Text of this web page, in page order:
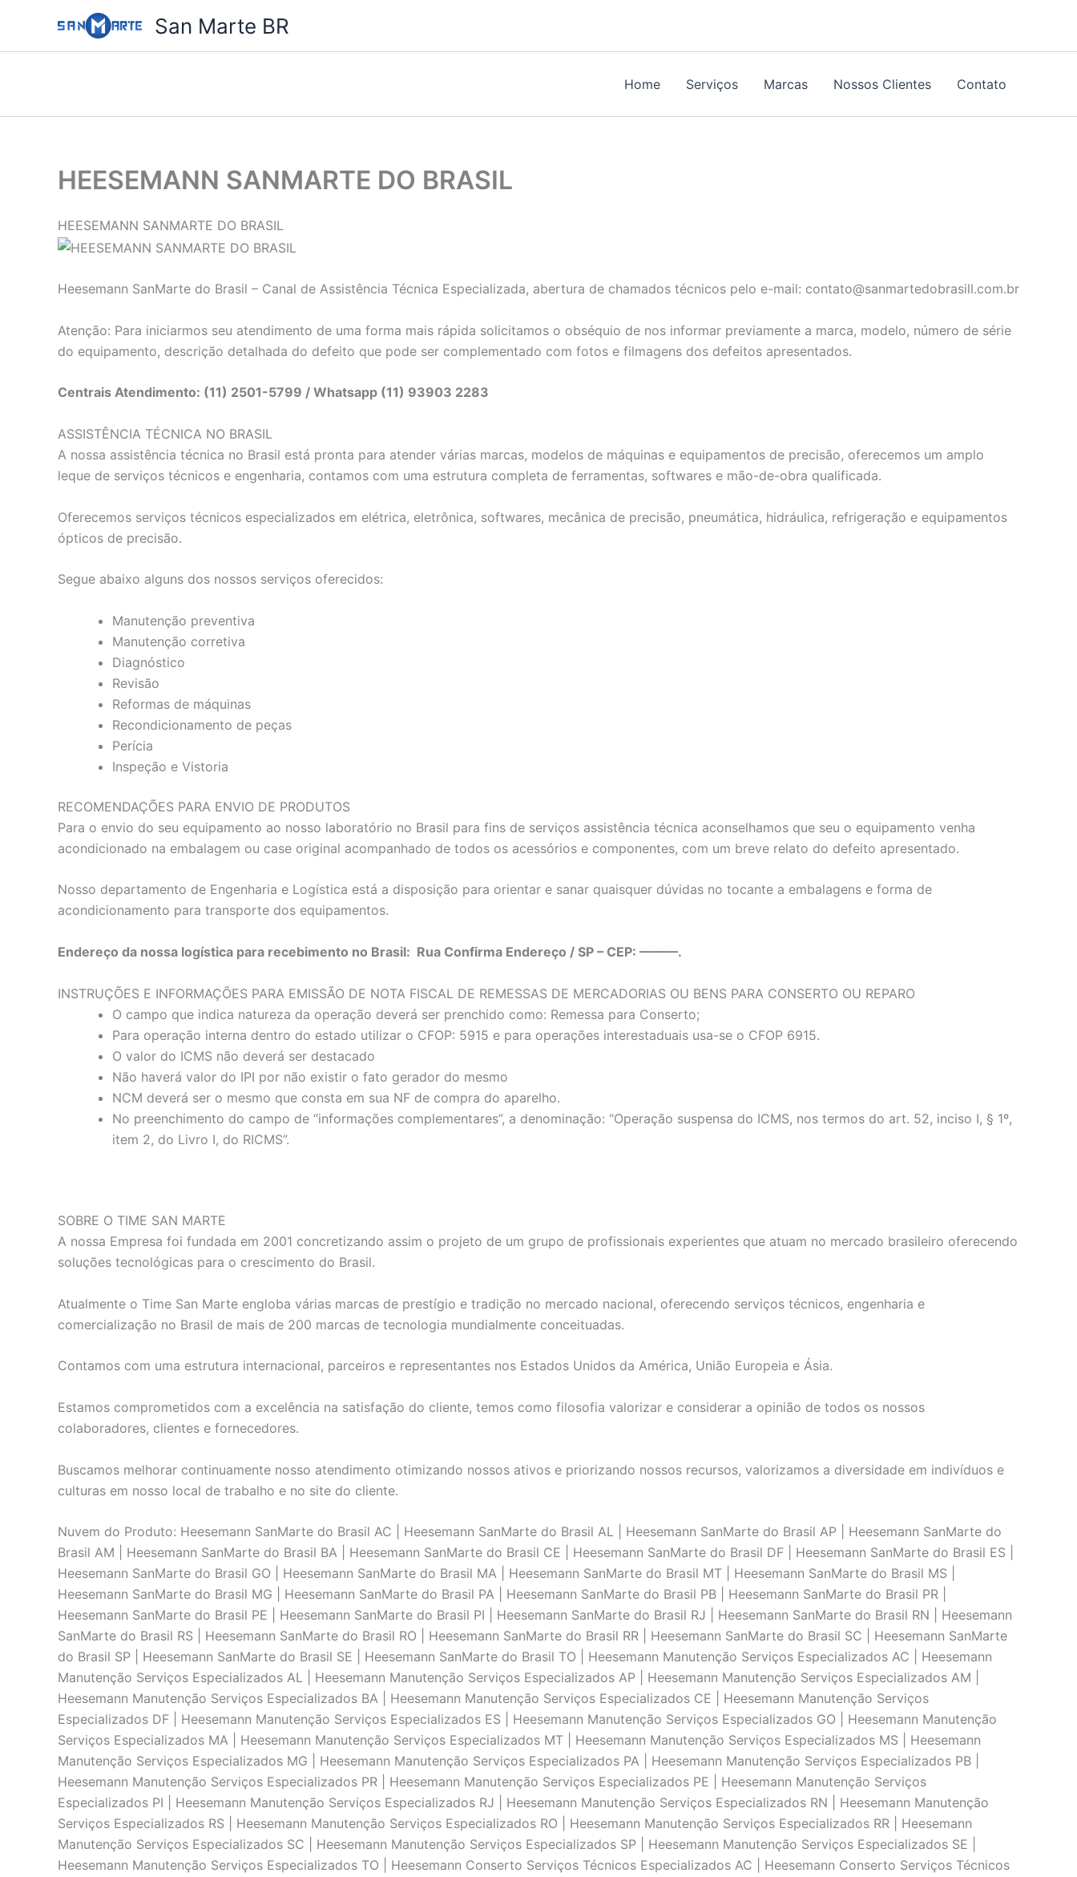
o
San Marte BR
Home Serviços Marcas Nossos Clientes Contato
HEESEMANN SANMARTE DO BRASIL
HEESEMANN SANMARTE DO BRASIL
Heesemann SanMarte do Brasil – Canal de Assistência Técnica Especializada, abertura de chamados técnicos pelo e-mail: contato@sanmartedobrasill.com.br
Atenção: Para iniciarmos seu atendimento de uma forma mais rápida solicitamos o obséquio de nos informar previamente a marca, modelo, número de série
do equipamento, descrição detalhada do defeito que pode ser complementado com fotos e filmagens dos defeitos apresentados.
Centrais Atendimento: (11) 2501-5799 / Whatsapp (11) 93903 2283
ASSISTÊNCIA TÉCNICA NO BRASIL
A nossa assistência técnica no Brasil está pronta para atender várias marcas, modelos de máquinas e equipamentos de precisão, oferecemos um amplo
leque de serviços técnicos e engenharia, contamos com uma estrutura completa de ferramentas, softwares e mão-de-obra qualificada.
Oferecemos serviços técnicos especializados em elétrica, eletrônica, softwares, mecânica de precisão, pneumática, hidráulica, refrigeração e equipamentos
ópticos de precisão.
Segue abaixo alguns dos nossos serviços oferecidos:
Manutenção preventiva
Manutenção corretiva
Diagnóstico
Revisão
Reformas de máquinas
Recondicionamento de peças
Perícia
Inspeção e Vistoria
RECOMENDAÇÕES PARA ENVIO DE PRODUTOS
Para o envio do seu equipamento ao nosso laboratório no Brasil para fins de serviços assistência técnica aconselhamos que seu o equipamento venha
acondicionado na embalagem ou case original acompanhado de todos os acessórios e componentes, com um breve relato do defeito apresentado.
Nosso departamento de Engenharia e Logística está a disposição para orientar e sanar quaisquer dúvidas no tocante a embalagens e forma de
acondicionamento para transporte dos equipamentos.
Endereço da nossa logística para recebimento no Brasil: Rua Confirma Endereço / SP – CEP: ———.
INSTRUÇÕES E INFORMAÇÕES PARA EMISSÃO DE NOTA FISCAL DE REMESSAS DE MERCADORIAS OU BENS PARA CONSERTO OU REPARO
O campo que indica natureza da operação deverá ser prenchido como: Remessa para Conserto;
Para operação interna dentro do estado utilizar o CFOP: 5915 e para operações interestaduais usa-se o CFOP 6915.
O valor do ICMS não deverá ser destacado
Não haverá valor do IPI por não existir o fato gerador do mesmo
NCM deverá ser o mesmo que consta em sua NF de compra do aparelho.
No preenchimento do campo de “informações complementares”, a denominação: “Operação suspensa do ICMS, nos termos do art. 52, inciso I, § 1º,
item 2, do Livro I, do RICMS”.
SOBRE O TIME SAN MARTE
A nossa Empresa foi fundada em 2001 concretizando assim o projeto de um grupo de profissionais experientes que atuam no mercado brasileiro oferecendo
soluções tecnológicas para o crescimento do Brasil.
Atualmente o Time San Marte engloba várias marcas de prestígio e tradição no mercado nacional, oferecendo serviços técnicos, engenharia e
comercialização no Brasil de mais de 200 marcas de tecnologia mundialmente conceituadas.
Contamos com uma estrutura internacional, parceiros e representantes nos Estados Unidos da América, União Europeia e Ásia.
Estamos comprometidos com a excelência na satisfação do cliente, temos como filosofia valorizar e considerar a opinião de todos os nossos
colaboradores, clientes e fornecedores.
Buscamos melhorar continuamente nosso atendimento otimizando nossos ativos e priorizando nossos recursos, valorizamos a diversidade em indivíduos e
culturas em nosso local de trabalho e no site do cliente.
Nuvem do Produto: Heesemann SanMarte do Brasil AC | Heesemann SanMarte do Brasil AL | Heesemann SanMarte do Brasil AP | Heesemann SanMarte do
Brasil AM | Heesemann SanMarte do Brasil BA | Heesemann SanMarte do Brasil CE | Heesemann SanMarte do Brasil DF | Heesemann SanMarte do Brasil ES |
Heesemann SanMarte do Brasil GO | Heesemann SanMarte do Brasil MA | Heesemann SanMarte do Brasil MT | Heesemann SanMarte do Brasil MS |
Heesemann SanMarte do Brasil MG | Heesemann SanMarte do Brasil PA | Heesemann SanMarte do Brasil PB | Heesemann SanMarte do Brasil PR |
Heesemann SanMarte do Brasil PE | Heesemann SanMarte do Brasil PI | Heesemann SanMarte do Brasil RJ | Heesemann SanMarte do Brasil RN | Heesemann
SanMarte do Brasil RS | Heesemann SanMarte do Brasil RO | Heesemann SanMarte do Brasil RR | Heesemann SanMarte do Brasil SC | Heesemann SanMarte
do Brasil SP | Heesemann SanMarte do Brasil SE | Heesemann SanMarte do Brasil TO | Heesemann Manutenção Serviços Especializados AC | Heesemann
Manutenção Serviços Especializados AL | Heesemann Manutenção Serviços Especializados AP | Heesemann Manutenção Serviços Especializados AM |
Heesemann Manutenção Serviços Especializados BA | Heesemann Manutenção Serviços Especializados CE | Heesemann Manutenção Serviços
Especializados DF | Heesemann Manutenção Serviços Especializados ES | Heesemann Manutenção Serviços Especializados GO | Heesemann Manutenção
Serviços Especializados MA | Heesemann Manutenção Serviços Especializados MT | Heesemann Manutenção Serviços Especializados MS | Heesemann
Manutenção Serviços Especializados MG | Heesemann Manutenção Serviços Especializados PA | Heesemann Manutenção Serviços Especializados PB |
Heesemann Manutenção Serviços Especializados PR | Heesemann Manutenção Serviços Especializados PE | Heesemann Manutenção Serviços
Especializados PI | Heesemann Manutenção Serviços Especializados RJ | Heesemann Manutenção Serviços Especializados RN | Heesemann Manutenção
Serviços Especializados RS | Heesemann Manutenção Serviços Especializados RO | Heesemann Manutenção Serviços Especializados RR | Heesemann
Manutenção Serviços Especializados SC | Heesemann Manutenção Serviços Especializados SP | Heesemann Manutenção Serviços Especializados SE |
Heesemann Manutenção Serviços Especializados TO | Heesemann Conserto Serviços Técnicos Especializados AC | Heesemann Conserto Serviços Técnicos